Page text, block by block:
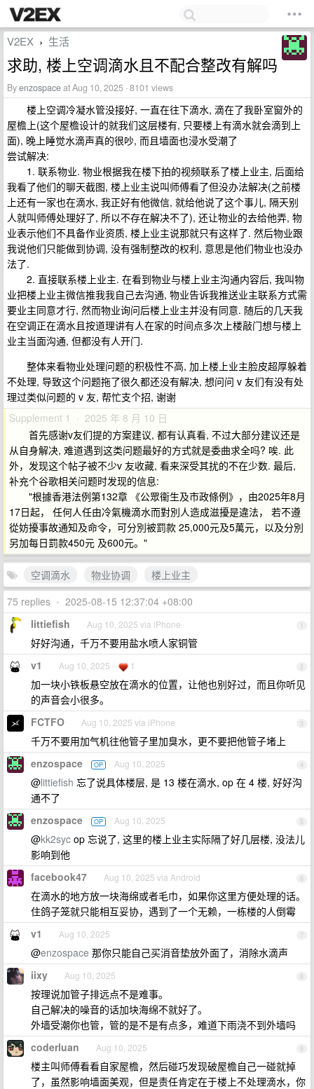
V2EX › 生活
求助, 楼上空调滴水且不配合整改有解吗
Byenzospaceat Aug 10, 2025 · 8101 views
楼上空调冷凝水管没接好, 一直在往下滴水, 滴在了我卧室窗外的
屋檐上(这个屋檐设计的就我们这层楼有, 只要楼上有滴水就会滴到上
面), 晚上睡觉水滴声真的很吵, 而且墙面也浸水受潮了
尝试解决:
1. 联系物业. 物业根据我在楼下拍的视频联系了楼上业主, 后面给
我看了他们的聊天截图, 楼上业主说叫师傅看了但没办法解决(之前楼
上还有一家也在滴水, 我正好有他微信, 就给他说了这个事儿, 隔天别
人就叫师傅处理好了, 所以不存在解决不了), 还让物业的去给他弄, 物
业表示他们不具备作业资质, 楼上业主说那就只有这样了. 然后物业跟
我说他们只能做到协调, 没有强制整改的权利, 意思是他们物业也没办
法了.
2. 直接联系楼上业主. 在看到物业与楼上业主沟通内容后, 我叫物
业把楼上业主微信推我我自己去沟通, 物业告诉我推送业主联系方式需
要业主同意才行, 然而物业询问后楼上业主并没有同意. 随后的几天我
在空调正在滴水且按道理讲有人在家的时间点多次上楼敲门想与楼上
业主当面沟通, 但都没有人开门.
整体来看物业处理问题的积极性不高, 加上楼上业主脸皮超厚躲着
不处理, 导致这个问题拖了很久都还没有解决, 想问问 v 友们有没有处
理过类似问题的 v 友, 帮忙支个招, 谢谢
Supplement 1 · 2025 年 8 月 10 日
首先感谢v友们提的方案建议, 都有认真看, 不过大部分建议还是
从自身解决, 难道遇到这类问题最好的方式就是委曲求全吗? 唉. 此
外，发现这个帖子被不少v 友收藏, 看来深受其扰的不在少数. 最后,
补充个谷歌相关问题时发现的信息:
"根據香港法例第132章 《公眾衞生及市政條例》，由2025年8月
17日起， 任何人任由冷氣機滴水而對別人造成滋擾是違法， 若不遵
從妨擾事故通知及命令，可分別被罰款 25,000元及5萬元，以及分別
另加每日罰款450元 及600元。"
空调滴水 物业协调
楼上业主
75 replies • 2025-08-15 12:37:04 +08:00
1
littiefish Aug 10, 2025 via iPhone
好好沟通，千万不要用盐水喷人家铜管
2
v1 Aug 10, 2025 1
加一块小铁板悬空放在滴水的位置，让他也别好过，而且你听见
的声音会小很多。
3
FCTFO Aug 10, 2025 via iPhone
千万不要用加气机往他管子里加臭水，更不要把他管子堵上
4
enzospace OP Aug 10, 2025
@littiefish 忘了说具体楼层, 是 13 楼在滴水, op 在 4 楼, 好好沟
通不了
5
enzospace OP Aug 10, 2025
@kk2syc op 忘说了, 这里的楼上业主实际隔了好几层楼, 没法儿
影响到他
6
facebook47 Aug 10, 2025 via Android
在滴水的地方放一块海绵或者毛巾，如果你这里方便处理的话。
住鸽子笼就只能相互妥协，遇到了一个无赖，一栋楼的人倒霉
7
v1 Aug 10, 2025
@enzospace 那你只能自己买消音垫放外面了，消除水滴声
8
iixy Aug 10, 2025
按理说加管子排远点不是难事。
自己解决的噪音的话加块海绵不就好了。
外墙受潮你也管，管的是不是有点多，难道下雨浇不到外墙吗
9
coderluan Aug 10, 2025
楼主叫师傅看看自家屋檐，然后碰巧发现破屋檐自己一碰就掉
了，虽然影响墙面美观，但是责任肯定在于楼上不处理滴水，你